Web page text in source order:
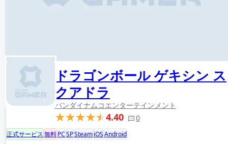
ドラゴンボール ゲキシン ス
クアドラ
バンダイナムコエンターテインメント
4.40 0
正式サービス無料PCSPSteamiOSAndroid